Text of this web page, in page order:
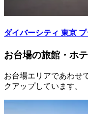
ダイバーシティ 東京
お台場の旅館・ホ
お台場エリアであわせ
クアップしています。